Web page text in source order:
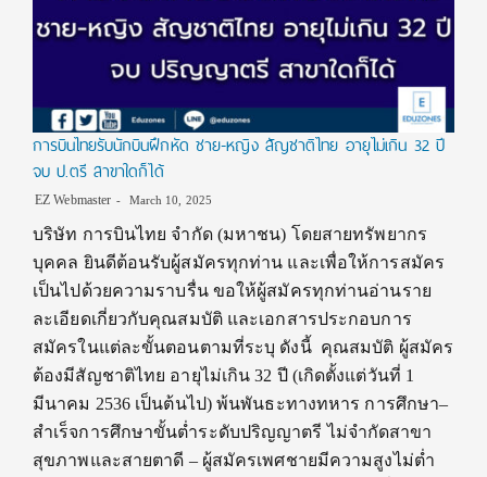
การบินไทยรับนักบินฝึกหัด ชาย-หญิง สัญชาติไทย อายุไม่เกิน 32 ปี
จบ ป.ตรี สาขาใดก็ได้
EZ Webmaster March 10, 2025
บริษัท การบินไทย จำกัด (มหาชน) โดยสายทรัพยากร
บุคคล ยินดีต้อนรับผู้สมัครทุกท่าน และเพื่อให้การสมัคร
เป็นไปด้วยความราบรื่น ขอให้ผู้สมัครทุกท่านอ่านราย
ละเอียดเกี่ยวกับคุณสมบัติ และเอกสารประกอบการ
สมัครในแต่ละขั้นตอนตามที่ระบุ ดังนี้ คุณสมบัติ ผู้สมัคร
ต้องมีสัญชาติไทย อายุไม่เกิน 32 ปี (เกิดตั้งแต่วันที่ 1
มีนาคม 2536 เป็นต้นไป) พ้นพันธะทางทหาร การศึกษา–
สำเร็จการศึกษาขั้นต่ำระดับปริญญาตรี ไม่จำกัดสาขา
สุขภาพและสายตาดี – ผู้สมัครเพศชายมีความสูงไม่ต่ำ